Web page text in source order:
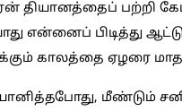
தியானத்தைப் பற்றி
என்னைப் பிடித்து
காலத்தை ஏழரை
மீண்டும்